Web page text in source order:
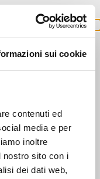
sui cookie
contenuti ed
media e per
inoltre
nostro sito con i
dei dati web,